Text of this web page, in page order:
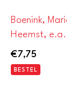
Boenink,
Heemst,
€7,75
BESTEL